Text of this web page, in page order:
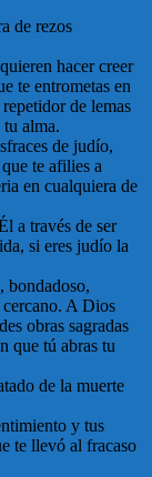
de rezos
hacer creer
te entrometas en
de lemas
alma.
de judío,
te afilies a
en cualquiera de
a través de ser
si eres judío la
bondadoso,
A Dios
obras sagradas
que tú abras tu
de la muerte
y tus
te llevó al fracaso